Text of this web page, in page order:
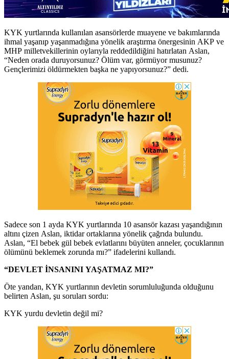
KYK yurtlarında kullanılan asansörlerde muayene ve bakımlarında
ihmal yaşanıp yaşanmadığına yönelik araştırma önergesinin AKP ve
MHP milletvekillerinin oylarıyla reddedildiğini hatırlatan Aslan,
“Neden orada duruyorsunuz? Ölüm var, görmüyor musunuz?
Gençlerimizi öldürmekten başka ne yapıyorsunuz?” dedi.
Sadece son 1 ayda KYK yurtlarında 10 asansör kazası yaşandığının
altını çizen Aslan, iktidar ortaklarına yönelik çağrıda bulundu.
Aslan, “El bebek gül bebek evlatlarını büyüten anneler, çocuklarının
ölümünü beklemek zorunda mı?” ifadelerini kullandı.
“DEVLET İNSANINI YAŞATMAZ MI?”
Öte yandan, KYK yurtlarının devletin sorumluluğunda olduğunu
belirten Aslan, şu soruları sordu:
KYK yurdu devletin değil mi?